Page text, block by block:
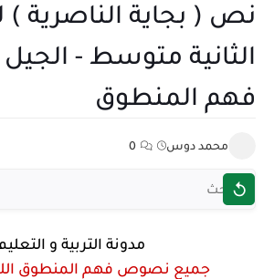
نص ( بجاية الناصرية )
الثانية متوسط - الجيل
فهم المنطوق
محمد دوس 0
مدونة التربية و
جميع نصوص فهم المنطوق